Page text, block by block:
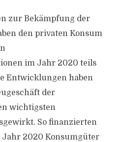
zur Bekämpfung der
den privaten Konsum
im Jahr 2020 teils
Entwicklungen haben
der
wichtigsten
So finanzierten
2020 Konsumgüter